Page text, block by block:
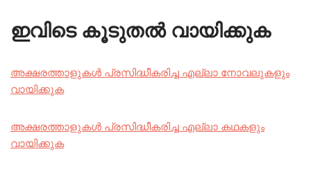
ഇവിടെ കൂടുതൽ വായിക്കുക
അക്ഷരത്താളുകൾ പ്രസിദ്ധീകരിച്ച എല്ലാ നോവലുകളും
വായിക്കുക
അക്ഷരത്താളുകൾ പ്രസിദ്ധീകരിച്ച എല്ലാ കഥകളും
വായിക്കുക